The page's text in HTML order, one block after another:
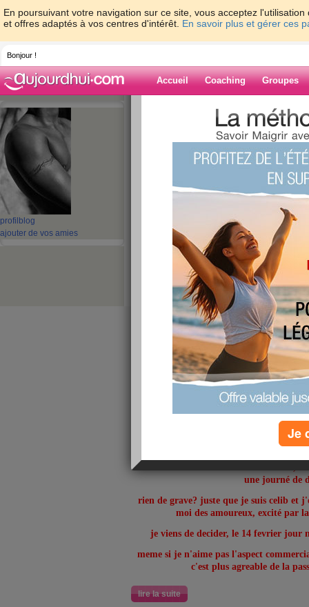
En poursuivant votre navigation sur ce site, vous acceptez
et offres adaptés à vos centres d'intérêt. En savoir plus et gérer ces
Bonjour !
Accueil Coaching Groupes
profil blog
ajouter de vos amies
>
Blog de tina77
21 - 30 »
‹ Préc. 1 2 3 4 5
Journé de Deuil
publié le 14/02/2009 à 13:56
Bonjour les
une journé de
rien de grave? juste que je suis celib et
moi des amoureux, excité par
je viens de decider, le 14 fevrier jour
meme si je n'aime pas l'aspect
c'est plus agreable de la
lire la suite
Je